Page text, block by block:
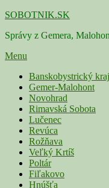
Skip
content
SOBOTNIK.SK
Správy z Gemera,
Menu
Primárne
menu
Banskobystrický kraj
Gemer-Malohont
Novohrad
Rimavská Sobota
Lučenec
Revúca
Rožňava
Veľký Krtíš
Poltár
Fiľakovo
Hnúšťa